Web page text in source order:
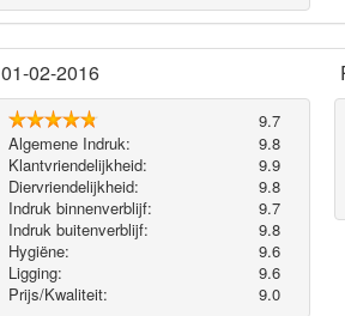
01-02-2016
9.7
Algemene Indruk:
9.8
Klantvriendelijkheid:
9.9
Diervriendelijkheid:
9.8
Indruk binnenverblijf:
9.7
Indruk buitenverblijf:
9.8
Hygiëne‎:
9.6
Ligging:
9.6
Prijs/Kwaliteit:
9.0